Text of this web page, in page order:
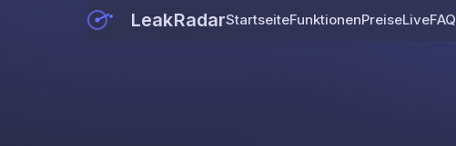
LeakRadarStartseiteFunktionenPreiseLiveFAQ